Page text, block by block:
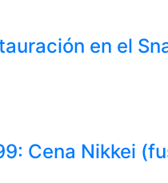
en el
Cena Nikkei